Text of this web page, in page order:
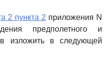
2 пункта 2 приложения N
предполетного и
изложить в следующей